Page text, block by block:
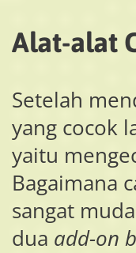
Alat-alat
Setelah
yang cocok
yaitu
Bagaimana
sangat
dua add-on